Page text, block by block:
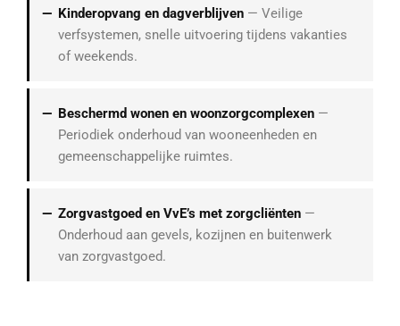
Kinderopvang en dagverblijven — Veilige
verfsystemen, snelle uitvoering tijdens vakanties
of weekends.
Beschermd wonen en woonzorgcomplexen —
Periodiek onderhoud van wooneenheden en
gemeenschappelijke ruimtes.
Zorgvastgoed en VvE’s met zorgcliënten —
Onderhoud aan gevels, kozijnen en buitenwerk
van zorgvastgoed.